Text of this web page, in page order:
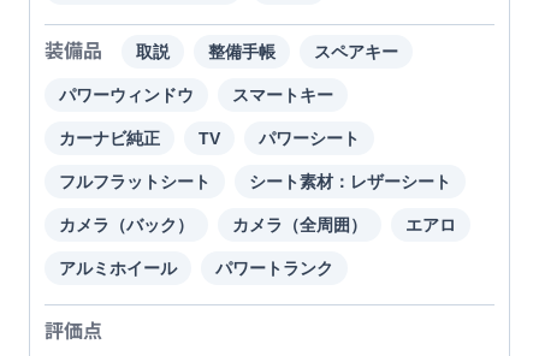
装備品 取説 整備手帳 スペアキー
パワーウィンドウ スマートキー
カーナビ純正 TV パワーシート
フルフラットシート シート素材：レザーシート
カメラ（バック） カメラ（全周囲） エアロ
アルミホイール パワートランク
評価点